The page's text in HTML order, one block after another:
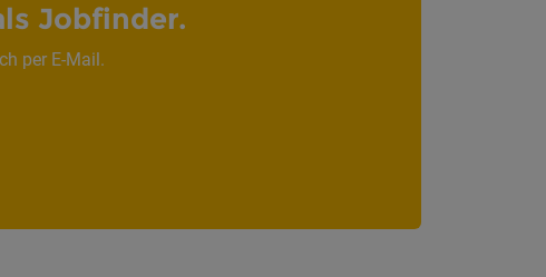
Jobfinder.
per E-Mail.